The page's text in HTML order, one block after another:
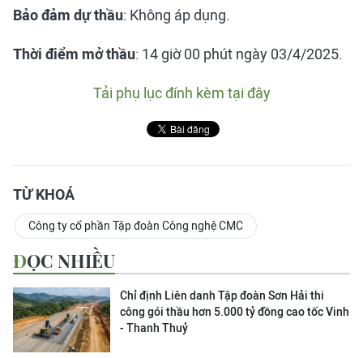
Bảo đảm dự thầu: Không áp dụng.
Thời điểm mở thầu: 14 giờ 00 phút ngày 03/4/2025.
Tải phụ lục đính kèm tại đây
TỪ KHOÁ
Công ty cổ phần Tập đoàn Công nghệ CMC
ĐỌC NHIỀU
Chỉ định Liên danh Tập đoàn Sơn Hải thi
công gói thầu hơn 5.000 tỷ đồng cao tốc Vinh
- Thanh Thuỷ